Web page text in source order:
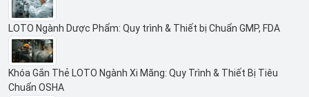
LOTO Ngành Dược Phẩm: Quy trình & Thiết bị Chuẩn GMP, FDA
Khóa Gắn Thẻ LOTO Ngành Xi Măng: Quy Trình & Thiết Bị Tiêu
Chuẩn OSHA